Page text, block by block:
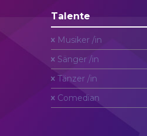
Talente
Musiker /in
Sänger /in
Tänzer /in
Comedian